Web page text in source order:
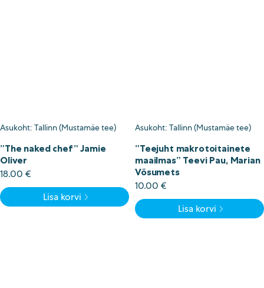
Asukoht: Tallinn (Mustamäe tee)
”The naked chef” Jamie
Oliver
18.00 €
Lisa korvi
Asukoht: Tallinn (Mustamäe tee)
”Teejuht makrotoitainete
maailmas” Teevi Pau, Marian
Võsumets
10.00 €
Lisa korvi